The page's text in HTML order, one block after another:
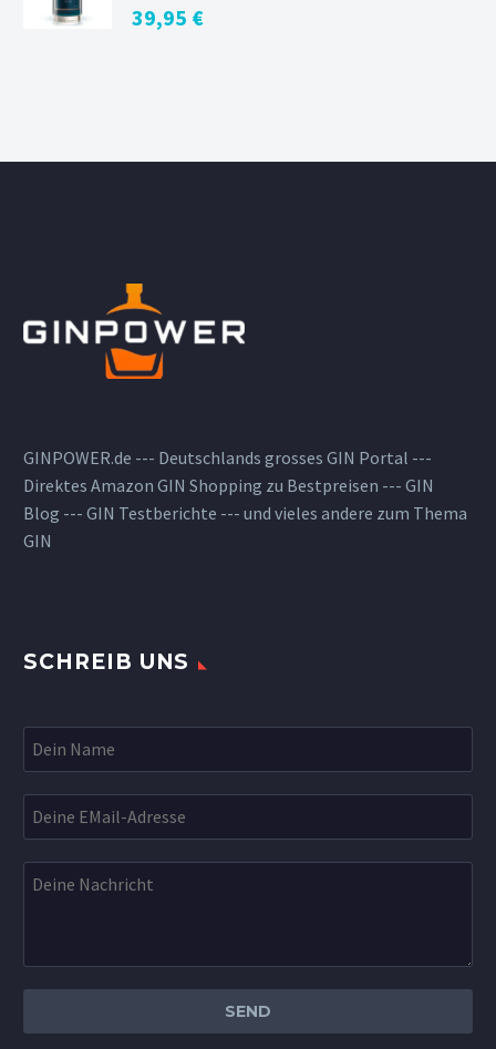
39,95 €
GINPOWER.de --- Deutschlands grosses GIN Portal ---
Direktes Amazon GIN Shopping zu Bestpreisen --- GIN
Blog --- GIN Testberichte --- und vieles andere zum Thema
GIN
SCHREIB UNS